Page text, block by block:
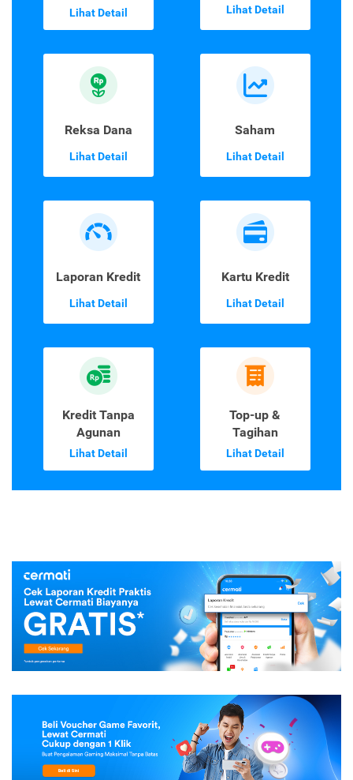
Lihat Detail Lihat Detail
Reksa Dana
Lihat Detail
Saham
Lihat Detail
Laporan Kredit
Lihat Detail
Kartu Kredit
Lihat Detail
Kredit Tanpa
Agunan
Lihat Detail
Top-up &
Tagihan
Lihat Detail